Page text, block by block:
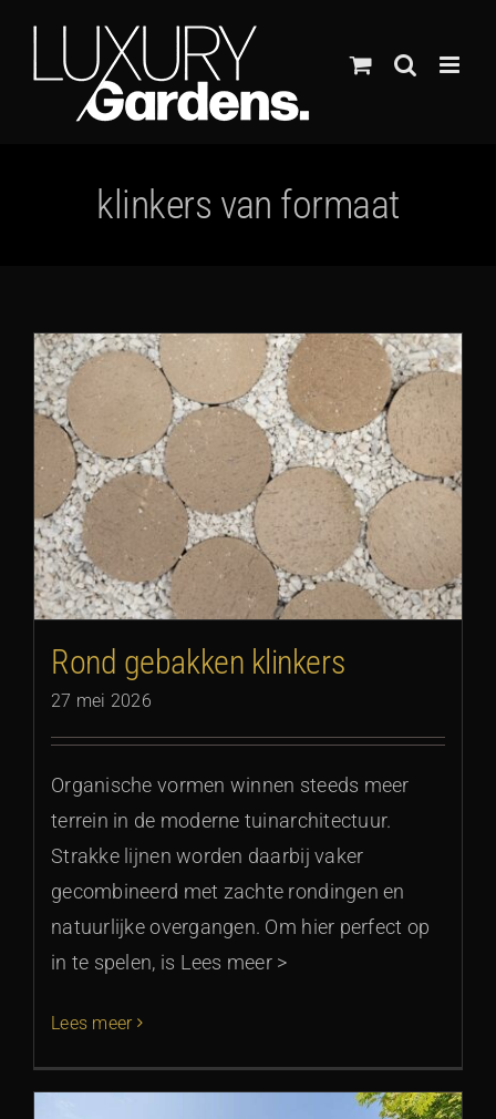
inhoud
klinkers van formaat
Rond gebakken klinkers
27 mei 2026
Organische vormen winnen steeds meer
terrein in de moderne tuinarchitectuur.
Strakke lijnen worden daarbij vaker
gecombineerd met zachte rondingen en
natuurlijke overgangen. Om hier perfect op
in te spelen, is Lees meer >
Lees meer